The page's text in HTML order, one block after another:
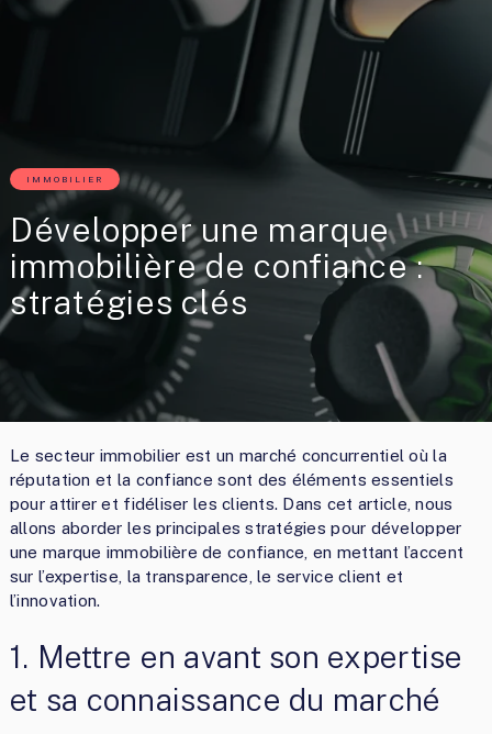
IMMOBILIER
Développer une marque
immobilière de confiance :
stratégies clés
Le secteur immobilier est un marché concurrentiel où la
réputation et la confiance sont des éléments essentiels
pour attirer et fidéliser les clients. Dans cet article, nous
allons aborder les principales stratégies pour développer
une marque immobilière de confiance, en mettant l’accent
sur l’expertise, la transparence, le service client et
l’innovation.
1. Mettre en avant son expertise
et sa connaissance du marché